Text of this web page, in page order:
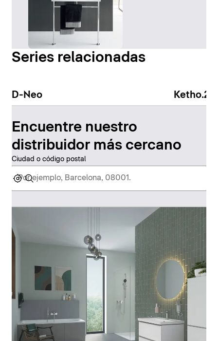
Series relacionadas
D-Neo Ketho.2
Encuentre nuestro
distribuidor más cercano
Ciudad o código postal